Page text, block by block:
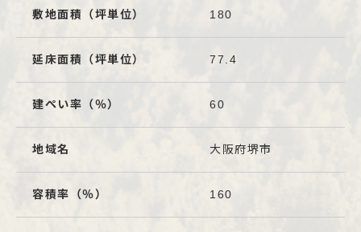
敷地面積（坪単位） 180
延床面積（坪単位） 77.4
建ぺい率（％） 60
地域名 大阪府堺市
容積率（％） 160